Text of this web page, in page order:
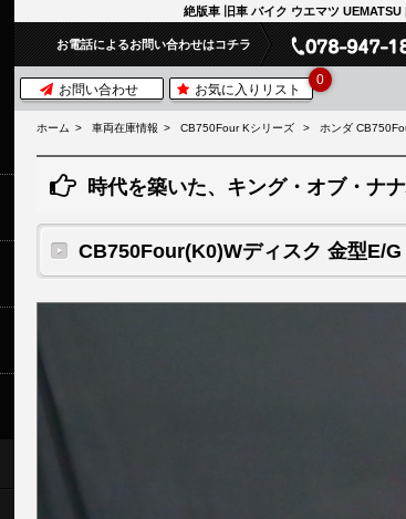
絶版車 旧車 バイク ウエマツ
お電話によるお問い合わせはコチラ
お問い合わせ お気に入りリスト
0
ホーム 車両在庫情報 CB750Four Kシリーズ ホンダ
時代を築いた、キング・オブ・ナ
CB750Four(K0)Wディスク 金型E/G